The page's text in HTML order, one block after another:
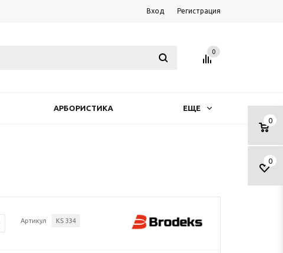
Вход Регистрация
0
0
0
АРБОРИСТИКА ЕЩЕ
Артикул KS 334